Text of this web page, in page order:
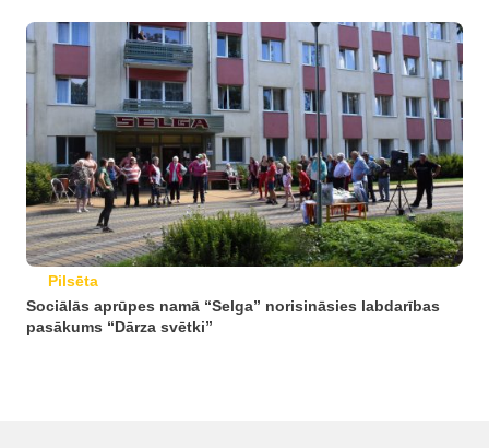
Pilsēta
Sociālās aprūpes namā “Selga” norisināsies labdarības
pasākums “Dārza svētki”